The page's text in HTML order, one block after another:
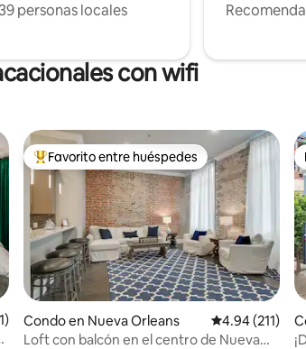
personas locales
con wifi
promedio: 4.82 de 5, 281 reseñas
Favorito entre huéspedes preferido
Favorito entre huéspedes
Condo en Nueva Orleans Calificación
4.94 (211)
Loft con balcón en el centro de Nueva